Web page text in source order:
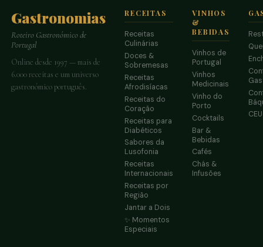
Gastronomias
Roteiro Gastronómico de
Portugal
Online desde 1997 — mais de
6.000 receitas e um universo
gastronómico português.
RECEITAS
Receitas
Culinárias
Doces &
Sobremesas
Receitas
Afrodisíacas
Receitas do
Coração
Receitas para
Diabéticos
Sabores da
Lusofonia
Receitas
Internacionais
Receitas por
Região
Jantar a Dois
✨ Momentos
Especiais
VINHOS
&
BEBIDAS
Vinhos de
Portugal
Vinhos
Medicinais
Vinho do
Porto
Cocktails
Bar &
Bebidas
Cafés
Chás &
Infusões